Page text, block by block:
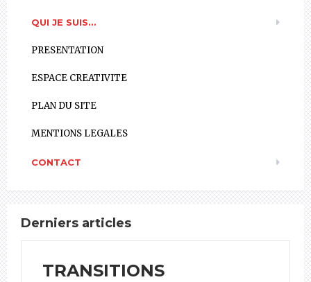
QUI JE SUIS…
PRESENTATION
ESPACE CREATIVITE
PLAN DU SITE
MENTIONS LEGALES
CONTACT
Derniers articles
TRANSITIONS